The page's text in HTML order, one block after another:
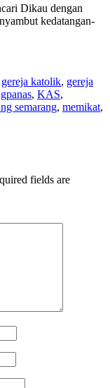
Dikau dengan
kedatangan-
gereja katolik, gereja
, KAS,
semarang, memikat,
fields are